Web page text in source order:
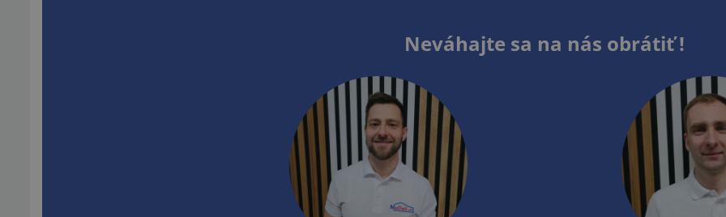
Neváhajte sa na nás obrátiť !